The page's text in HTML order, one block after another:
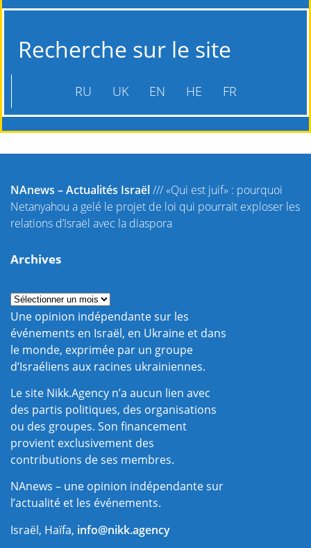
Recherche sur le site
RU UK EN HE FR
NAnews – Actualités Israël///«Qui est juif» : pourquoi
Netanyahou a gelé le projet de loi qui pourrait exploser les
relations d’Israël avec la diaspora
Archives
Une opinion indépendante sur les
événements en Israël, en Ukraine et dans
le monde, exprimée par un groupe
d’Israéliens aux racines ukrainiennes.
Le site Nikk.Agency n’a aucun lien avec
des partis politiques, des organisations
ou des groupes. Son financement
provient exclusivement des
contributions de ses membres.
NAnews – une opinion indépendante sur
l’actualité et les événements.
Israël, Haïfa, info@nikk.agency